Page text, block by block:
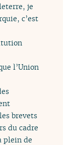
je
c’est
l’Union
brevets
du cadre
plein de